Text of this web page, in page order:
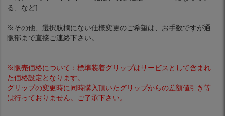
る、など]
※その他、選択肢欄にない仕様変更のご希望は、お手数ですが通
販部まで直接ご連絡下さい。
※販売価格について：標準装着グリップはサービスとして含まれ
た価格設定となります。
グリップの変更時に同時購入頂いたグリップからの差額値引き等
は行っておりません。ご了承下さい。